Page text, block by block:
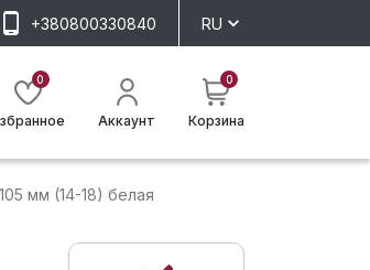
+380800330840 RU
0
Аккаунт
0
Корзина
мм (14-18) белая